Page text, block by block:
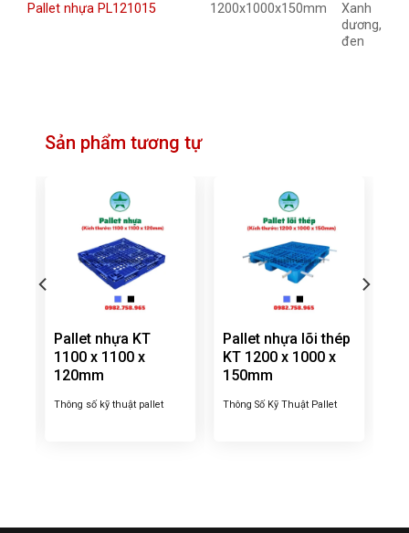
Pallet nhựa PL121015 1200x1000x150mm
Xanh
dương,
đen
Sản phẩm tương tự
Pallet nhựa KT
1100 x 1100 x
120mm
Thông số kỹ thuật pallet
Pallet nhựa lõi thép
KT 1200 x 1000 x
150mm
Thông Số Kỹ Thuật Pallet